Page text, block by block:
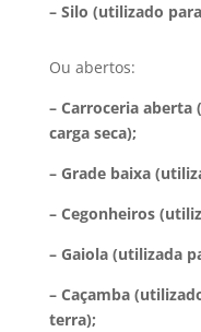
– Silo (utilizado
Ou abertos:
– Carroceria
carga seca);
– Grade baixa
– Cegonheiros
– Gaiola (utilizada
– Caçamba
terra);